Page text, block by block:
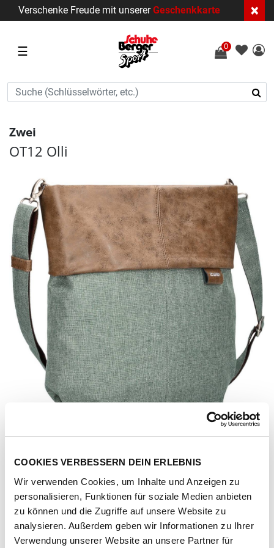
COOKIES VERBESSERN DEIN ERLEBNIS
Wir verwenden Cookies, um Inhalte und Anzeigen zu
personalisieren, Funktionen für soziale Medien anbieten
zu können und die Zugriffe auf unsere Website zu
analysieren. Außerdem geben wir Informationen zu Ihrer
Verwendung unserer Website an unsere Partner für
Verschenke Freude mit unsererGeschenkkarte ×
☰ 0
Zwei
OT12 Olli
Artikel-Nr.121520-1083-1001